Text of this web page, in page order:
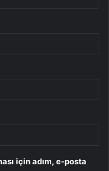
için adım, e-posta